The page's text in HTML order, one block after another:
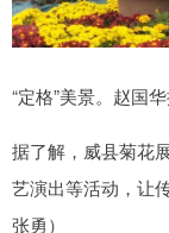
“定格”美景。赵国
据了解，威县菊花
艺演出等活动，让
张勇）